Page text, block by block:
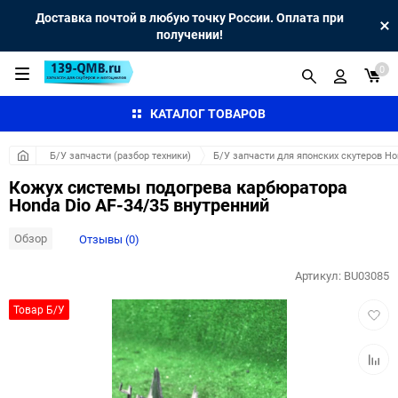
Доставка почтой в любую точку России. Оплата при
получении!
КАТАЛОГ ТОВАРОВ
0
Б/У запчасти (разбор техники) Б/У запчасти для японских скутеров
Кожух системы подогрева карбюратора
Honda Dio AF-34/35 внутренний
Обзор Отзывы (0)
Товар Б/У
Артикул: BU03085